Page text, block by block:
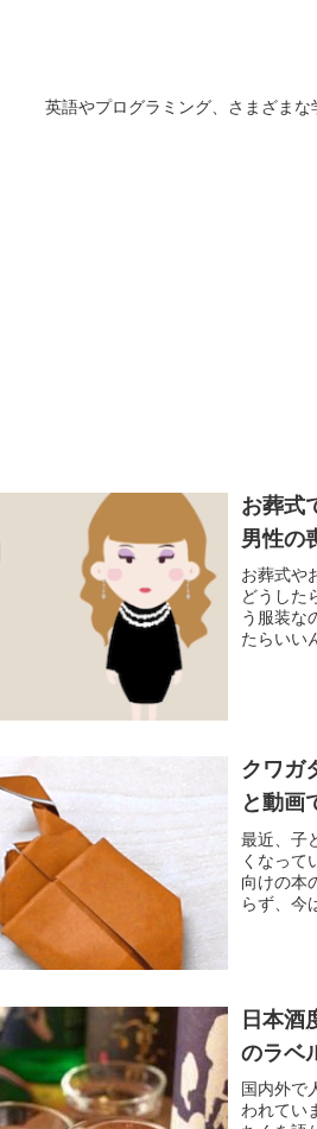
英語やプログラミング、さまざま
お葬式
男性の
お葬式や
どうした
う服装な
たらいい
クワガ
と動画
最近、子
くなって
向けの本
らず、今
日本酒
のラベ
国内外で
われてい